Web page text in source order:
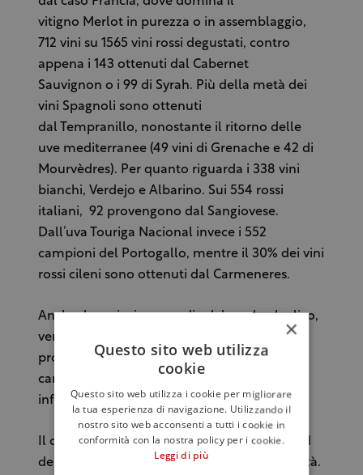
vitigno Merlot in purezza o in assemblaggio,
712 vini su 1565 vini rossi degustati, contro
appena i 143 ottenuti dal Cabernet
Sauvignon o i 99 di Syrah. Più della metà dei
vini Spagnoli sono ottenuti
dal Tempranillo, nonostante il ritorno delle
uve mediterranee (49 vini di Grenache e 42 di
Mourvèdres). Per quanto riguarda i 338 vini
bianchi, Verdejo e Albarino. Sui 554 rossi
italiani, 92 provengono dal Sangiovese.
Dall’uva Touriga Nacional invece i 552
campioni del Portogallo, mentre il 30% dei vini
rossi cileni sono ottenuti dal Carmeneres.
Anche la variazione media del grado alcolico,
verso i 13.4 % si è riscontrata in tutti i Paesi
produttori, probabilmente per l’effetto del
cambiamento climatico che avrebbe
influenzato i valori di maturazione.
Il concorso ha poi rispecchiato anche il trend
del mercato verso un innalzamento di qualità.
×
Questo sito web utilizza
cookie
Questo sito web utilizza i cookie per migliorare
la tua esperienza di navigazione. Utilizzando il
nostro sito web acconsenti a tutti i cookie in
conformità con la nostra policy per i cookie.
Leggi di più